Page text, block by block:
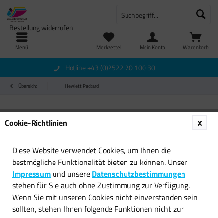
Menü Warenkorb
Merkzettel
Bestellung widerrufen
Mein Konto
Hotline +43 (0)2522 20 100 30
Übersicht Hewlett Packard
Cookie-Richtlinien
Diese Website verwendet Cookies, um Ihnen die
bestmögliche Funktionalität bieten zu können. Unser
Impressum und unsere Datenschutzbestimmungen
stehen für Sie auch ohne Zustimmung zur Verfügung.
Wenn Sie mit unseren Cookies nicht einverstanden sein
sollten, stehen Ihnen folgende Funktionen nicht zur